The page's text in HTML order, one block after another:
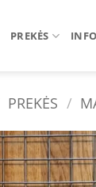
PREKĖS
PREKĖS /